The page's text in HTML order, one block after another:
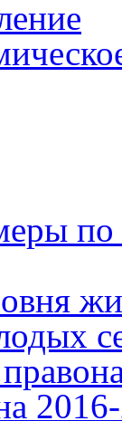
2016-